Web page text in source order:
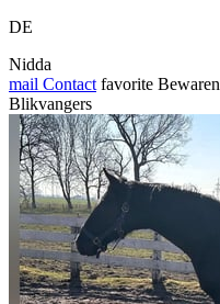
DE
Nidda
mail Contact favorite Bewaren
Blikvangers